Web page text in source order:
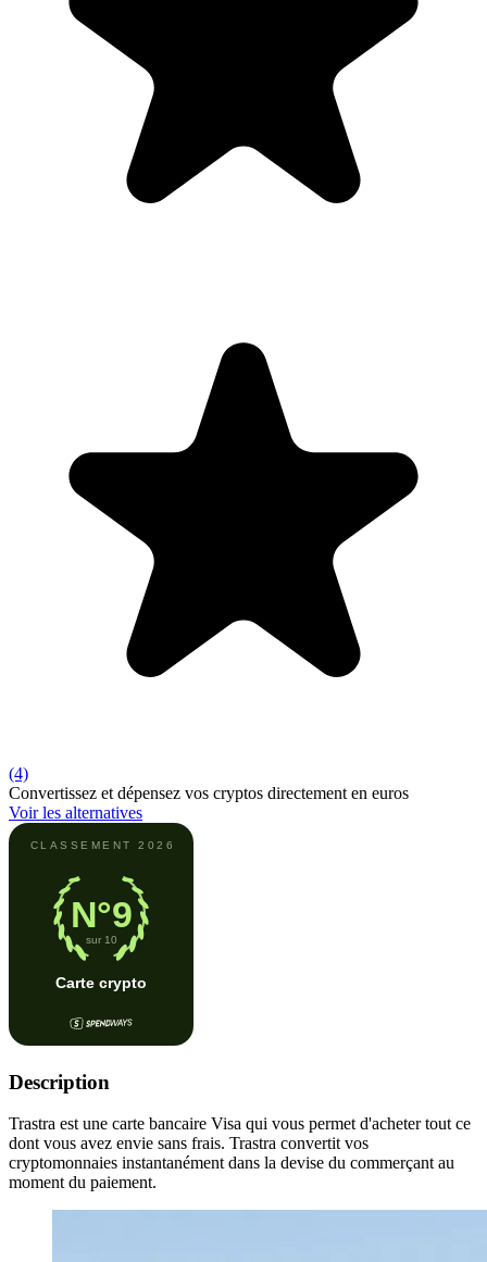
(4)
Convertissez et dépensez vos cryptos directement en euros
Voir les alternatives
Description
Trastra est une carte bancaire Visa qui vous permet d'acheter tout ce
dont vous avez envie sans frais. Trastra convertit vos
cryptomonnaies instantanément dans la devise du commerçant au
moment du paiement.